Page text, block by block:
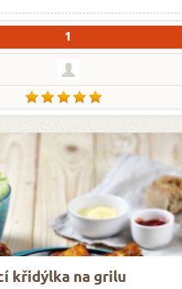
1
křidýlka na grilu